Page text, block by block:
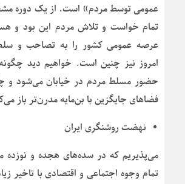
عمومی توسط مردم» است. از یک دوره
تمام خواست و تلاش مردم این بود و
عرصه عمومی کشور را به تصاحب و
امروز نیز چنین است. خواهیم دید
حضور مسلط مردم در خیابان می‌شود و
فضاهای جایگزین با بن‌مایه مدرن‌تر باز
نهضت روشنگری ایران
می‌پذیریم که در سده‌های هجده و نوزده
تمام وجوه اجتماعی و اقتصادی با تاخیر